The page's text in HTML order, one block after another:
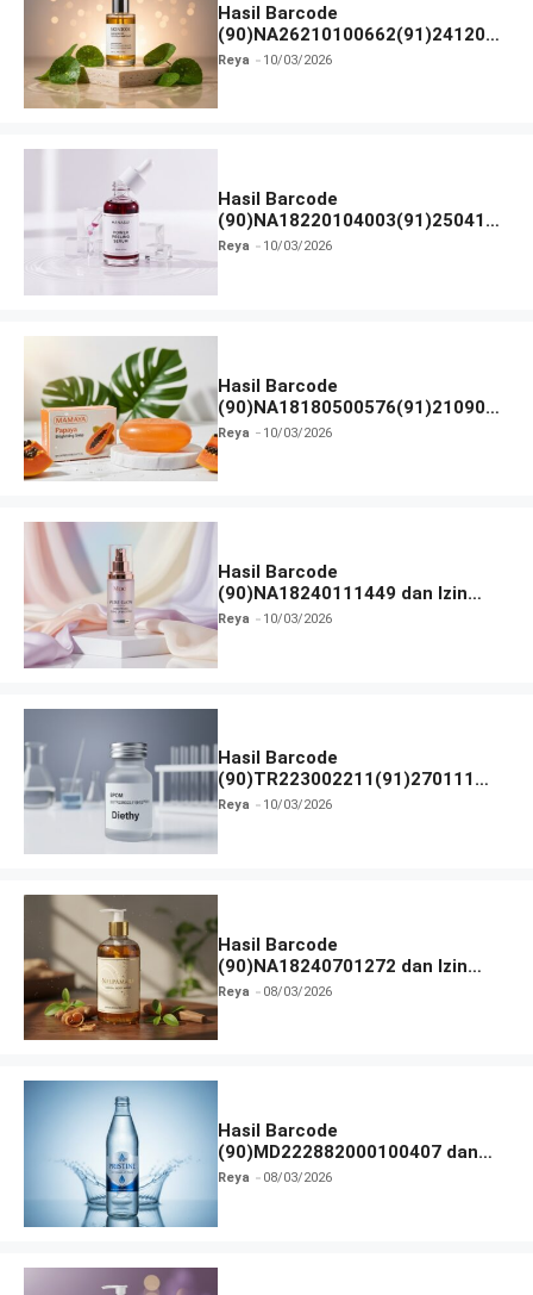
Hasil Barcode
(90)NA26210100662(91)241203
dan Izin BPOM
Reya 10/03/2026
Hasil Barcode
(90)NA18220104003(91)250418
dan Izin BPOM
Reya 10/03/2026
Hasil Barcode
(90)NA18180500576(91)210906
dan Izin BPOM
Reya 10/03/2026
Hasil Barcode
(90)NA18240111449 dan Izin
BPOM
Reya 10/03/2026
Hasil Barcode
(90)TR223002211(91)270111
dan Izin BPOM
Reya 10/03/2026
Hasil Barcode
(90)NA18240701272 dan Izin
BPOM
Reya 08/03/2026
Hasil Barcode
(90)MD222882000100407 dan
Izin BPOM
Reya 08/03/2026